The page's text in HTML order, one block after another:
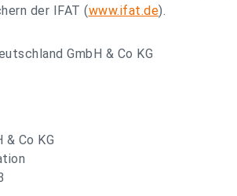
der IFAT (www.ifat.de).
GmbH & Co KG
Co KG